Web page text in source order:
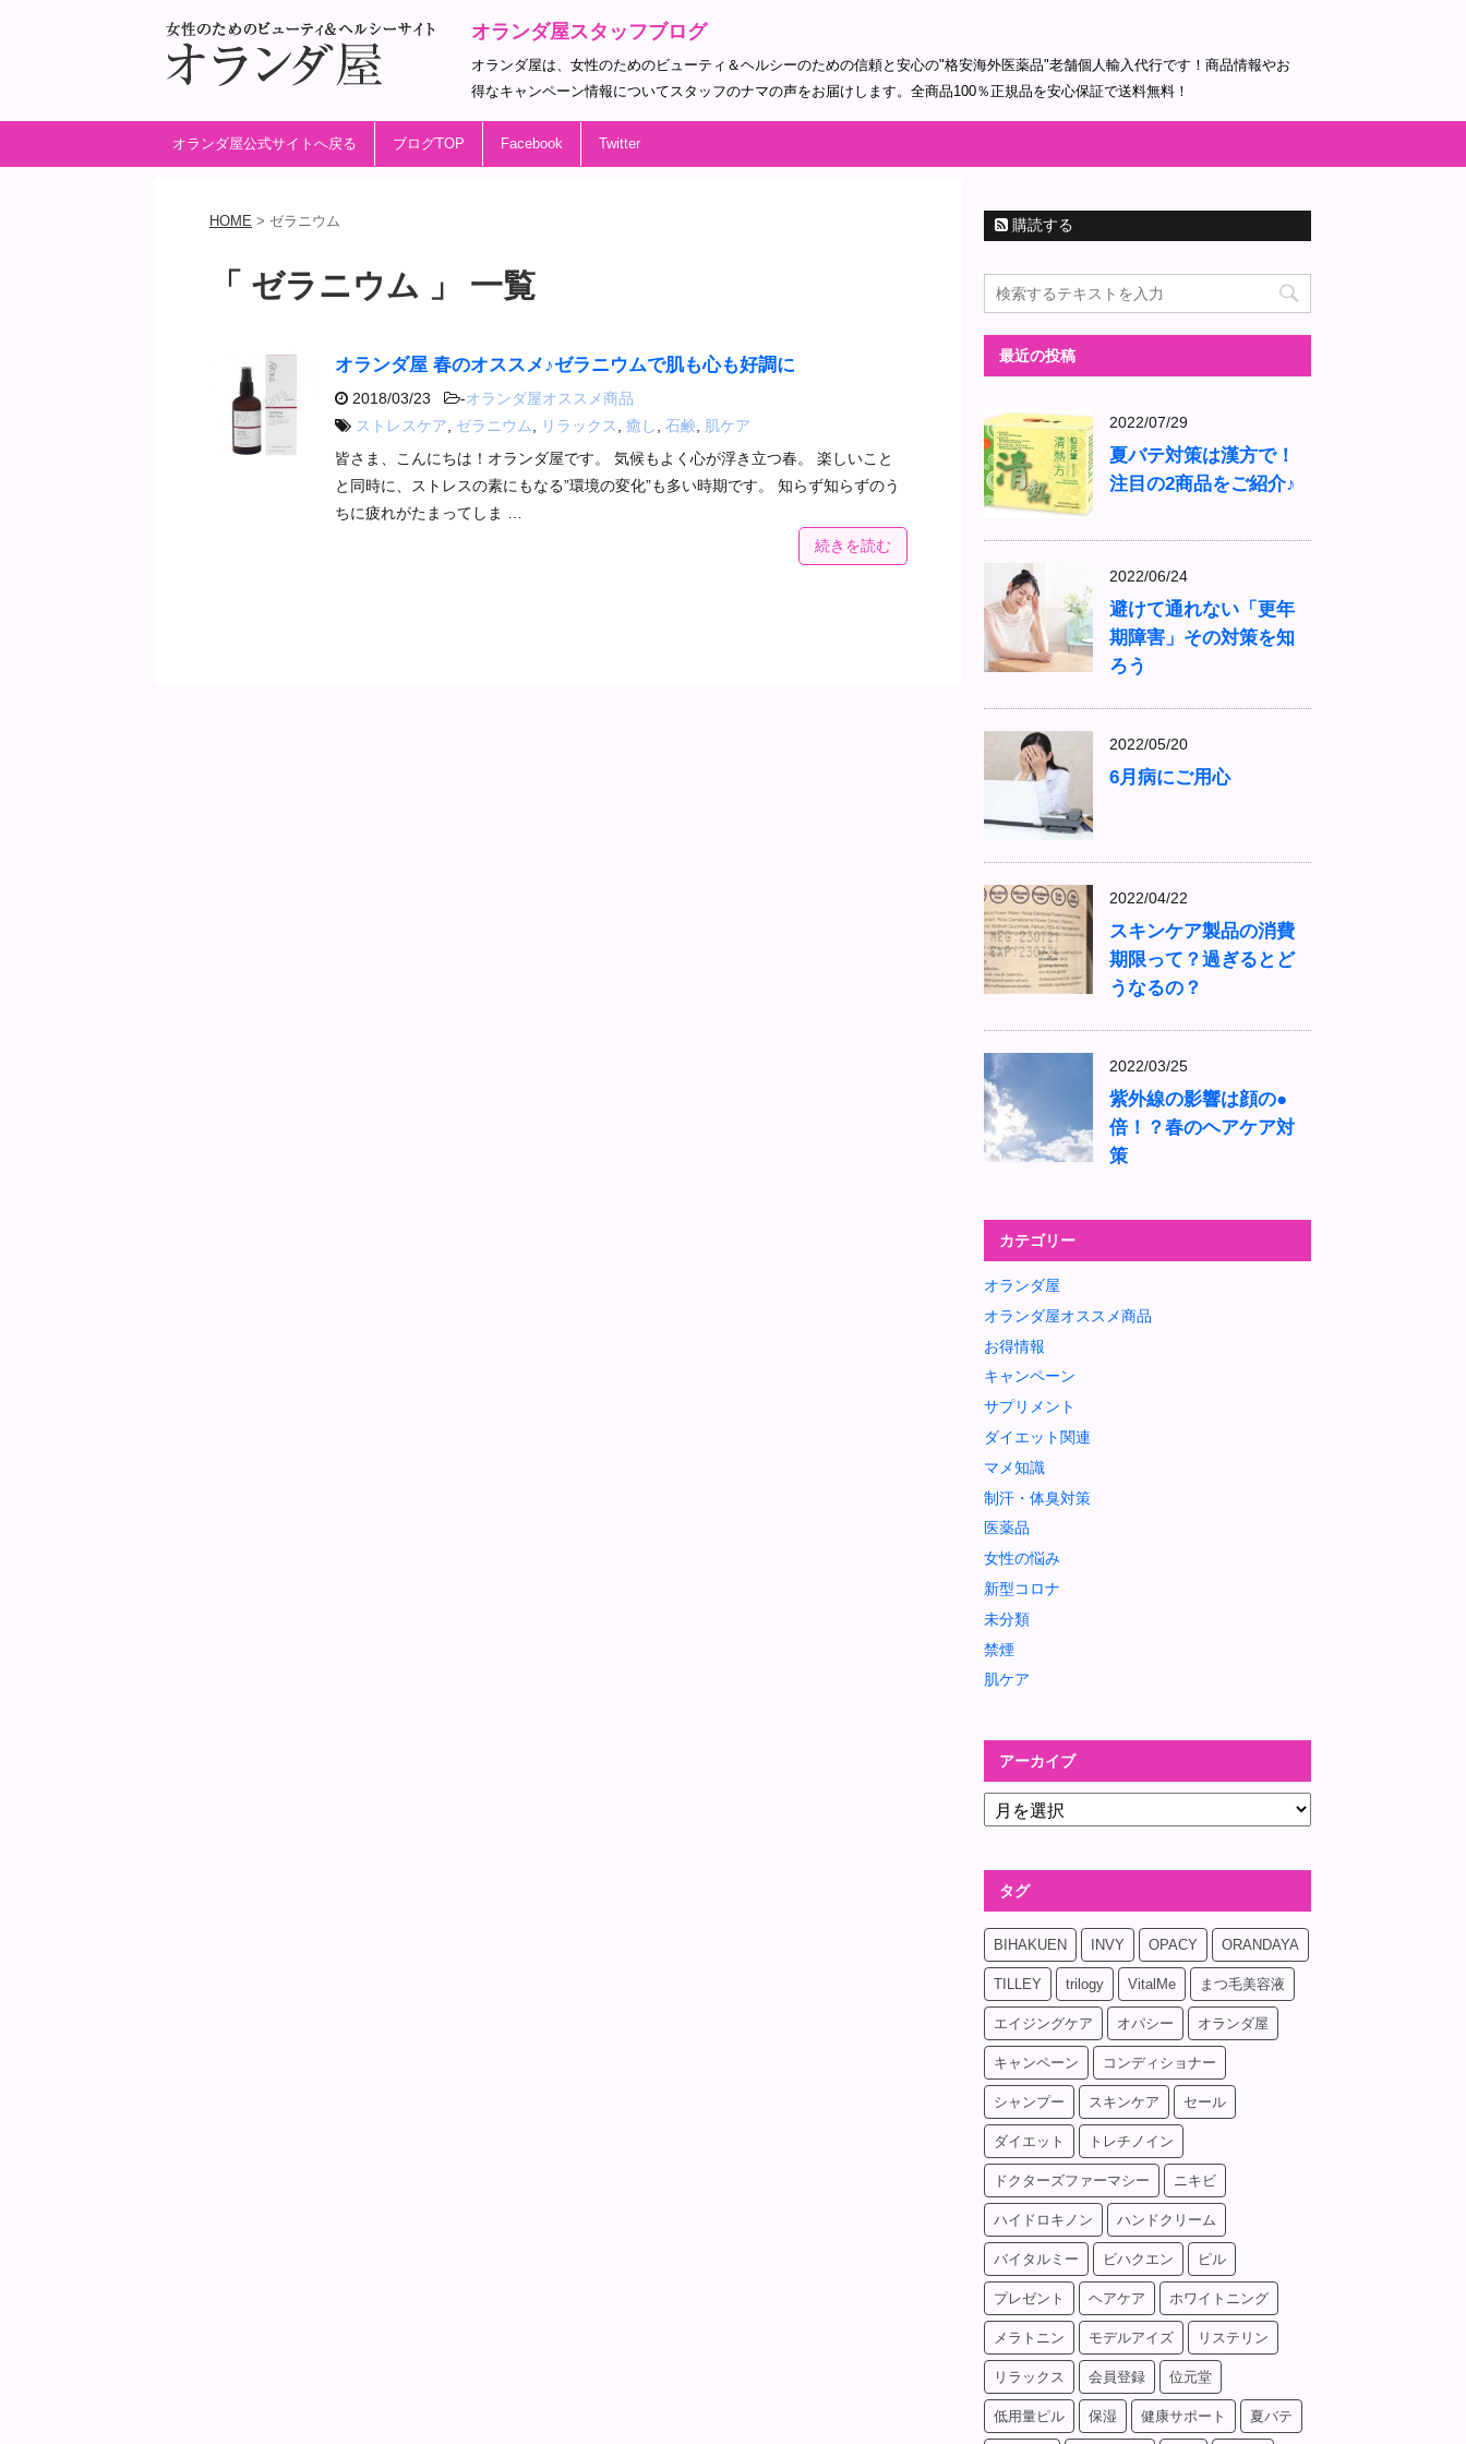
オランダ屋スタッフブログ
オランダ屋は、女性のためのビューティ＆ヘルシーのための信頼と安心の"格安海外医薬品"老舗個人輸入代行です！商品情報やお
得なキャンペーン情報についてスタッフのナマの声をお届けします。全商品100％正規品を安心保証で送料無料！
オランダ屋公式サイトへ戻る ブログTOP Facebook Twitter
HOME > ゼラニウム
「 ゼラニウム 」 一覧
オランダ屋 春のオススメ♪ゼラニウムで肌も心も好調に
2018/03/23 -オランダ屋オススメ商品
ストレスケア
ゼラニウム リラックス 癒し 石鹸
肌ケア
皆さま、こんにちは！オランダ屋です。 気候もよく心が浮き立つ春。 楽しいこと
と同時に、ストレスの素にもなる”環境の変化”も多い時期です。 知らず知らずのう
ちに疲れがたまってしま …
続きを読む
購読する
最近の投稿
2022/07/29
夏バテ対策は漢方で！
注目の2商品をご紹介♪
2022/06/24
避けて通れない「更年
期障害」その対策を知
ろう
2022/05/20
6月病にご用心
2022/04/22
スキンケア製品の消費
期限って？過ぎるとど
うなるの？
2022/03/25
紫外線の影響は顔の●
倍！？春のヘアケア対
策
カテゴリー
オランダ屋
オランダ屋オススメ商品
お得情報
キャンペーン
サプリメント
ダイエット関連
マメ知識
制汗・体臭対策
医薬品
女性の悩み
新型コロナ
未分類
禁煙
肌ケア
アーカイブ
タグ
BIHAKUEN INVY OPACY ORANDAYA
TILLEY trilogy VitalMe まつ毛美容液
エイジングケア オパシー オランダ屋
キャンペーン コンディショナー
シャンプー スキンケア セール
ダイエット トレチノイン
ドクターズファーマシー ニキビ
ハイドロキノン ハンドクリーム
バイタルミー ビハクエン ピル
プレゼント ヘアケア ホワイトニング
メラトニン モデルアイズ リステリン
リラックス 会員登録 位元堂
低用量ピル 保湿 健康サポート 夏バテ